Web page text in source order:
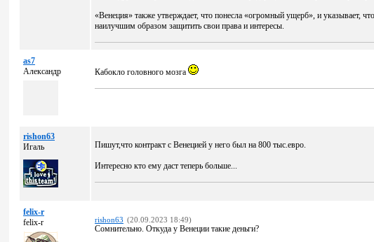
«Венеция» также утверждает, что понесла «огромный ущерб», и указывает,
наилучшим образом защитить свои права и интересы.
as7
Александр
Кабокло головного мозга
rishon63
Игаль
Пишут,что контракт с Венецией у него был на 800 тыс.евро.
Интересно кто ему даст теперь больше...
felix-r
felix-r
rishon63 (20.09.2023 18:49)
Сомнительно. Откуда у Венеции такие деньги?